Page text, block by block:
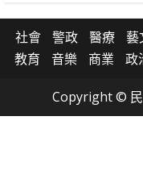
社會 警政 醫療 藝
教育
音樂 商業 政
Copyright ©